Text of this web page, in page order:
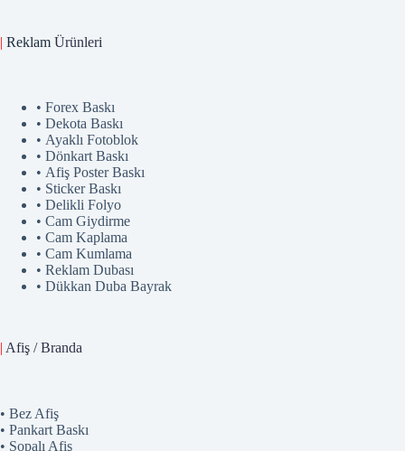
| Reklam Ürünleri
• Forex Baskı
• Dekota Baskı
• Ayaklı Fotoblok
• Dönkart Baskı
• Afiş Poster Baskı
• Sticker Baskı
• Delikli Folyo
• Cam Giydirme
• Cam Kaplama
• Cam Kumlama
• Reklam Dubası
• Dükkan Duba Bayrak
| Afiş / Branda
• Bez Afiş
• Pankart Baskı
• Sopalı Afiş